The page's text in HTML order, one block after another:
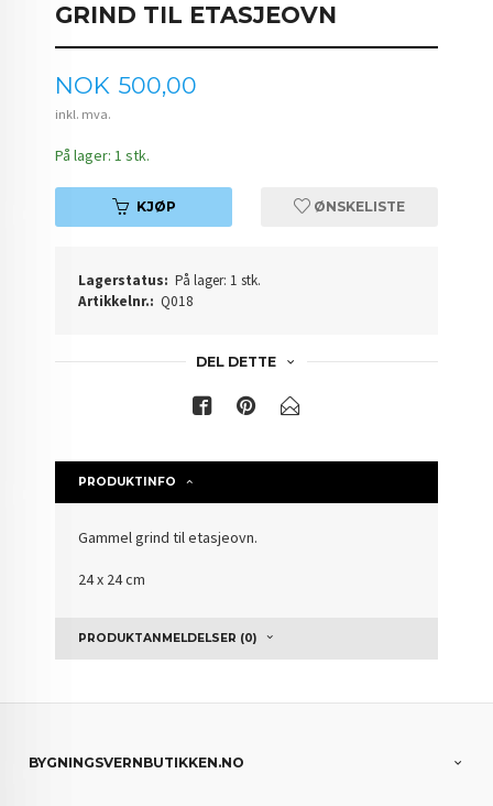
GRIND TIL ETASJEOVN
Pris
NOK 500,00
inkl. mva.
På lager: 1 stk.
KJØP ØNSKELISTE
Lagerstatus: På lager: 1 stk.
Artikkelnr.: Q018
DEL DETTE
PRODUKTINFO
Gammel grind til etasjeovn.
24 x 24 cm
PRODUKTANMELDELSER (0)
BYGNINGSVERNBUTIKKEN.NO